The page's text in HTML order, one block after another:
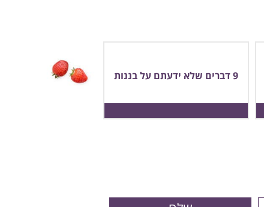
9 דברים שלא ידעתם על בננות